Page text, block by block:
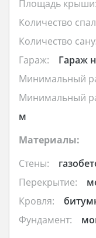
Площадь крыши:
Количество
Количество
Гараж:
Гараж
Минимальный
Минимальный
м
Материалы:
Стены:
Перекрытие:
Кровля:
Фундамент: